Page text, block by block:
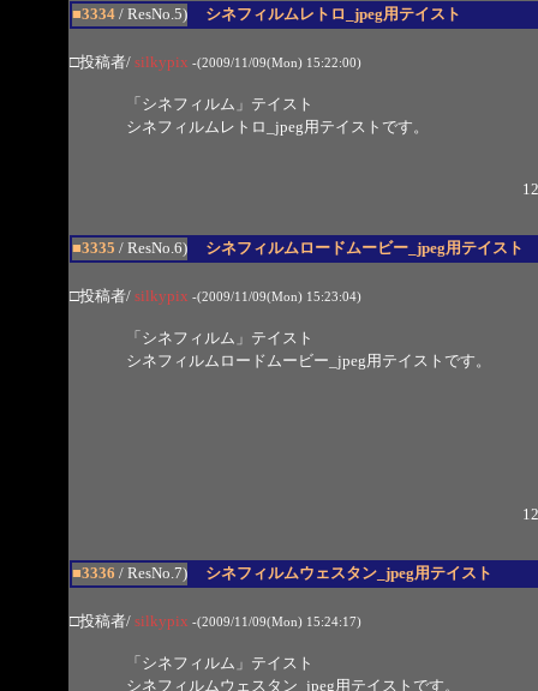
■3334/ ResNo.5) シネフィルムレトロ_jpeg用テイスト
□投稿者/ silkypix -(2009/11/09(Mon) 15:22:00)
「シネフィルム」テイスト
シネフィルムレトロ_jpeg用テイストです。
■3335 / ResNo.6) シネフィルムロードムービー_jpeg用テイスト
□投稿者/ silkypix -(2009/11/09(Mon) 15:23:04)
「シネフィルム」テイスト
シネフィルムロードムービー_jpeg用テイストです。
■3336 / ResNo.7) シネフィルムウェスタン_jpeg用テイスト
□投稿者/ silkypix -(2009/11/09(Mon) 15:24:17)
「シネフィルム」テイスト
シネフィルムウェスタン_jpeg用テイストです。